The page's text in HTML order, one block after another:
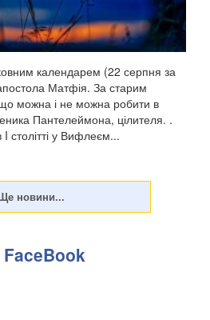
календарем (22 серпня за
Матфія. За старим
можна і не можна робити в
Пантелеймона, цілителя. .
столітті у Вифлеєм...
FaceBook